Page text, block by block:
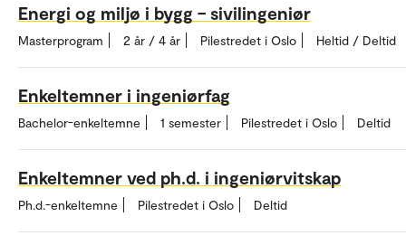
Energi og miljø i bygg – sivilingeniør
Masterprogram 2 år / 4 år Pilestredet i Oslo Heltid / Deltid
Enkeltemner i ingeniørfag
Bachelor-enkeltemne 1 semester Pilestredet i Oslo Deltid
Enkeltemner ved ph.d. i ingeniørvitskap
Ph.d.-enkeltemne Pilestredet i Oslo Deltid